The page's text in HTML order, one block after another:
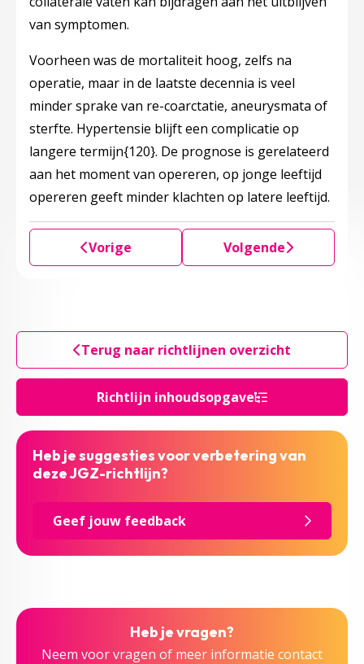
Richtlijn inhoudsopgave
van symptomen.
Voorheen was de mortaliteit hoog, zelfs na
operatie, maar in de laatste decennia is veel
minder sprake van re-coarctatie, aneurysmata of
sterfte. Hypertensie blijft een complicatie op
langere termijn{120}. De prognose is gerelateerd
aan het moment van opereren, op jonge leeftijd
opereren geeft minder klachten op latere leeftijd.
Vorige Volgende
Terug naar richtlijnen overzicht
Heb je suggesties voor verbetering van
deze JGZ-richtlijn?
Geef jouw feedback
Heb je vragen?
Neem voor vragen of meer informatie contact